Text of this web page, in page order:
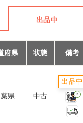
出品中
府県 状態 備考
県 中古
出品中
2